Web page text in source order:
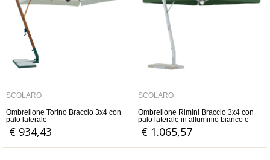
SCOLARO
Ombrellone Torino Braccio 3x4 con
palo laterale
€ 934,43
SCOLARO
Ombrellone Rimini Braccio 3x4 con
palo laterale in alluminio bianco e
copertura in Acrilico 350 gr
€ 1.065,57